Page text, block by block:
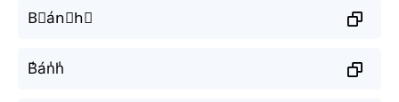
B⃣án⃣h⃣
B̾án̾h̾